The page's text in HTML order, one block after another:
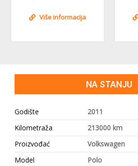
Više informacija
NA STANJU
Godište
2011
Kilometraža
213000 km
Proizvođać
Volkswagen
Model
Polo